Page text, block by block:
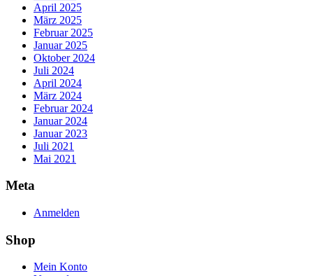
April 2025
März 2025
Februar 2025
Januar 2025
Oktober 2024
Juli 2024
April 2024
März 2024
Februar 2024
Januar 2024
Januar 2023
Juli 2021
Mai 2021
Meta
Anmelden
Shop
Mein Konto